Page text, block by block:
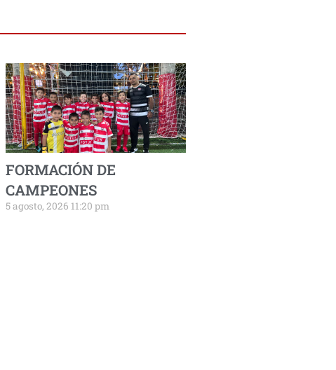
FORMACIÓN DE
CAMPEONES
5 agosto, 2026 11:20 pm